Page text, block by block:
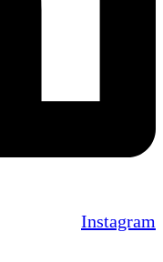
Instagram